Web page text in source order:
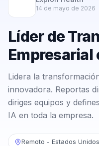
14 de mayo de 2026
Líder de
Empresarial
Lidera la
innovadora. Reportas
diriges equipos y
IA en toda la empresa.
Remoto - Estados